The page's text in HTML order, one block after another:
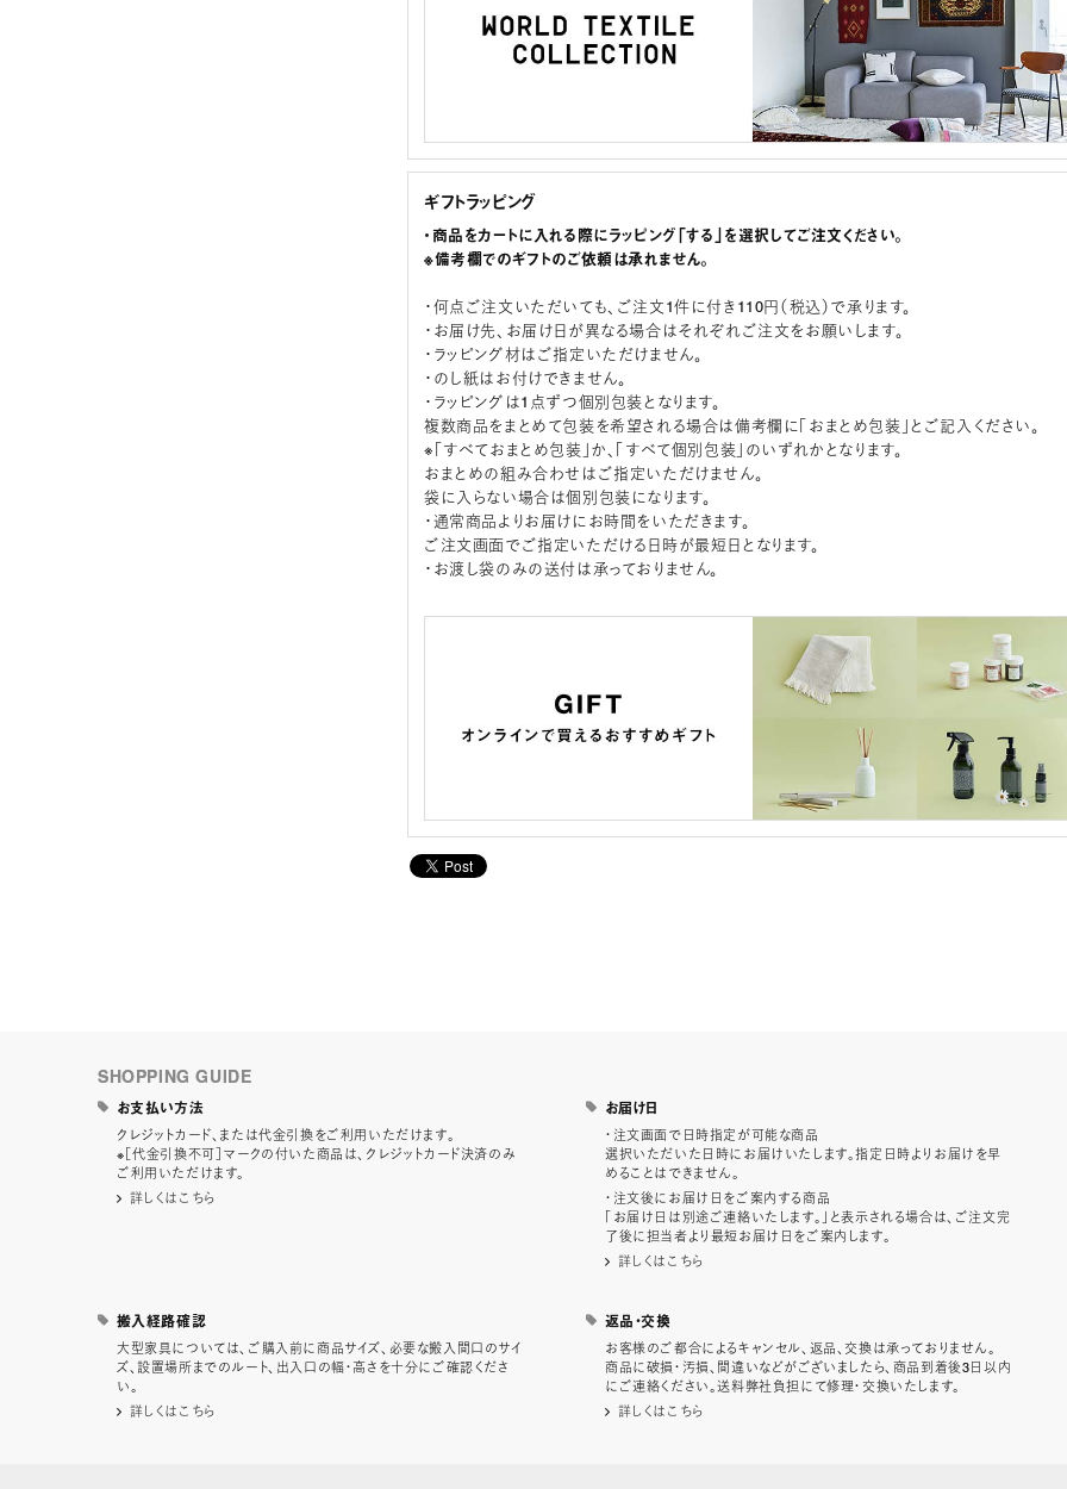
ギフトラッピング
・商品をカートに入れる際にラッピング「する」を選択してご注文ください。
※備考欄でのギフトのご依頼は承れません。
・何点ご注文いただいても、ご注文1件に付き110円（税込）で承ります。
・お届け先、お届け日が異なる場合はそれぞれご注文をお願いします。
・ラッピング材はご指定いただけません。
・のし紙はお付けできません。
・ラッピングは1点ずつ個別包装となります。
複数商品をまとめて包装を希望される場合は備考欄に「おまとめ包装」とご記入ください。
※「すべておまとめ包装」か、「すべて個別包装」のいずれかとなります。
おまとめの組み合わせはご指定いただけません。
袋に入らない場合は個別包装になります。
・通常商品よりお届けにお時間をいただきます。
ご注文画面でご指定いただける日時が最短日となります。
・お渡し袋のみの送付は承っておりません。
SHOPPING GUIDE
お支払い方法
クレジットカード、または代金引換をご利用いただけます。
※［代金引換不可］マークの付いた商品は、クレジットカード決済のみ
ご利用いただけます。
詳しくはこちら
お届け日
・注文画面で日時指定が可能な商品
選択いただいた日時にお届けいたします。指定日時よりお届けを早
めることはできません。
・注文後にお届け日をご案内する商品
「お届け日は別途ご連絡いたします。」と表示される場合は、ご注文完
了後に担当者より最短お届け日をご案内します。
詳しくはこちら
搬入経路確認
大型家具については、ご購入前に商品サイズ、必要な搬入間口のサイ
ズ、設置場所までのルート、出入口の幅・高さを十分にご確認くださ
い。
詳しくはこちら
返品・交換
お客様のご都合によるキャンセル、返品、交換は承っておりません。
商品に破損・汚損、間違いなどがございましたら、商品到着後3日以内
にご連絡ください。送料弊社負担にて修理・交換いたします。
詳しくはこちら